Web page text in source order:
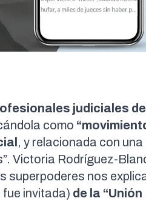
judiciales
como
, y relacionada con una
Victoria Rodríguez-
superpoderes nos
fue invitada) de la “Unión